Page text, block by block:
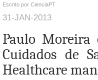
Escrito por CienciaPT
31-JAN-2013
Paulo Moreira
Cuidados de
Healthcare